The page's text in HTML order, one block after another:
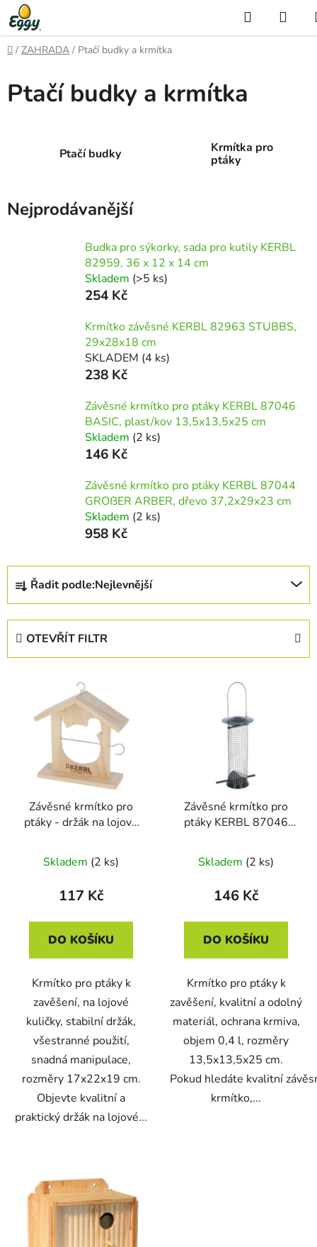
Přejít
na
obsah
Hledat
Domů
/ ZAHRADA / Ptačí budky a krmítka
Ptačí budky a krmítka
Ptačí budky
Krmítka pro
ptáky
Nejprodávanější
Budka pro sýkorky, sada pro kutily KERBL
82959, 36 x 12 x 14 cm
Skladem (>5 ks)
254 Kč
Krmítko závěsné KERBL 82963 STUBBS,
29x28x18 cm
SKLADEM (4 ks)
238 Kč
Závěsné krmítko pro ptáky KERBL 87046
BASIC, plast/kov 13,5x13,5x25 cm
Skladem (2 ks)
146 Kč
Závěsné krmítko pro ptáky KERBL 87044
GROßER ARBER, dřevo 37,2x29x23 cm
Skladem (2 ks)
958 Kč
Ř
z
Řadit podle:Nejlevnější
OTEVŘÍT FILTR
Závěsné krmítko pro
ptáky - držák na lojové
SOLO, dřevo 17x22x19
cm
Skladem (2 ks)
117 Kč
DO KOŠÍKU
Krmítko pro ptáky k
zavěšení, na lojové
kuličky, stabilní držák,
všestranné použití,
snadná manipulace,
rozměry 17x22x19 cm.
Objevte kvalitní a
praktický držák na lojové...
Závěsné krmítko pro
ptáky KERBL 87046
13,5x13,5x25 cm
Skladem (2 ks)
146 Kč
DO KOŠÍKU
Krmítko pro ptáky k
zavěšení, kvalitní a odolný
materiál, ochrana krmiva,
objem 0,4 l, rozměry
13,5x13,5x25 cm.
Pokud hledáte kvalitní
krmítko,...